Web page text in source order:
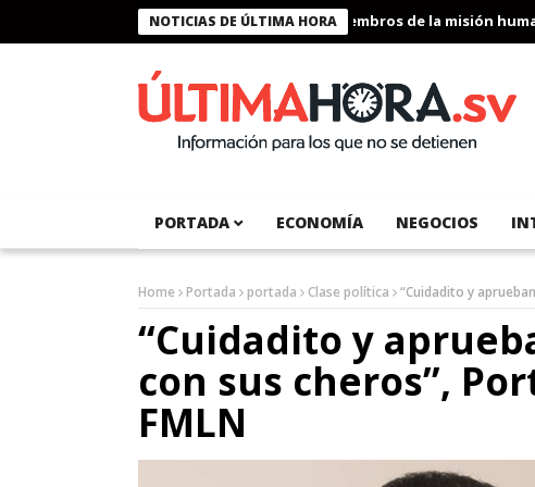
NOTICIAS DE ÚLTIMA HORA
Presidente Bukele condecora a miembros de la misión
PORTADA ECONOMÍA NEGOCIOS
Home Portada portada Clase política “Cuidadito y
“Cuidadito y
con sus cheros”,
FMLN